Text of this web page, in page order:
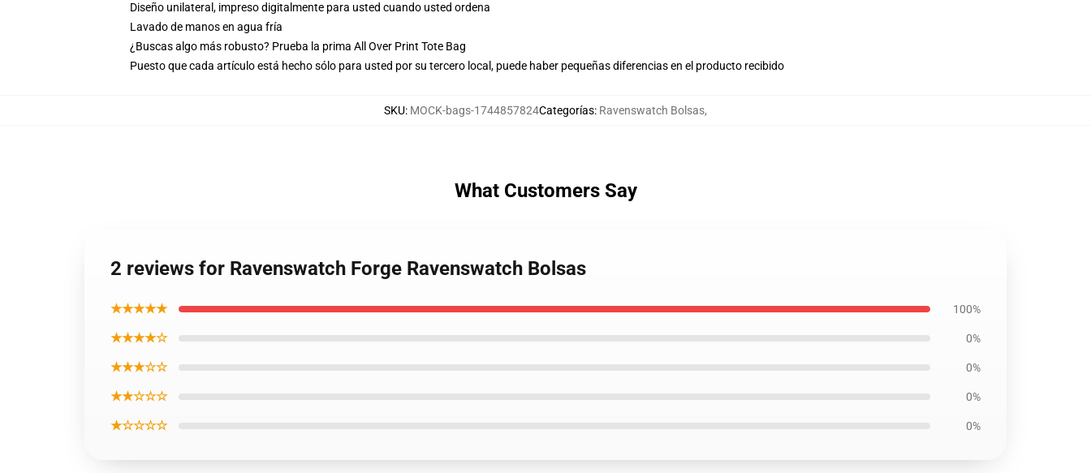
Diseño unilateral, impreso digitalmente para usted cuando usted ordena
Lavado de manos en agua fría
¿Buscas algo más robusto? Prueba la prima All Over Print Tote Bag
Puesto que cada artículo está hecho sólo para usted por su tercero local, puede haber pequeñas diferencias en el producto recibido
SKU: MOCK-bags-1744857824Categorías: Ravenswatch Bolsas,
What Customers Say
2 reviews for Ravenswatch Forge Ravenswatch Bolsas
★★★★★ 100%
★★★★☆ 0%
★★★☆☆ 0%
★★☆☆☆ 0%
★☆☆☆☆ 0%